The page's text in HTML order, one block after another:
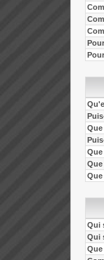
Qui
Qui